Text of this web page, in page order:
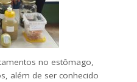
no estômago,
além de ser conhecido